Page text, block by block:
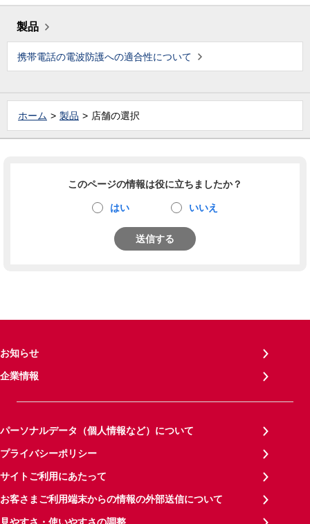
製品
携帯電話の電波防護への適合性について
ホーム 製品 店舗の選択
このページの情報は役に立ちましたか？
はい いいえ
送信する
お知らせ
企業情報
パーソナルデータ（個人情報など）について
プライバシーポリシー
サイトご利用にあたって
お客さまご利用端末からの情報の外部送信について